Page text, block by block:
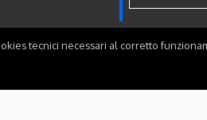
tecnici necessari al corretto